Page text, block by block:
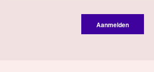
Aanmelden